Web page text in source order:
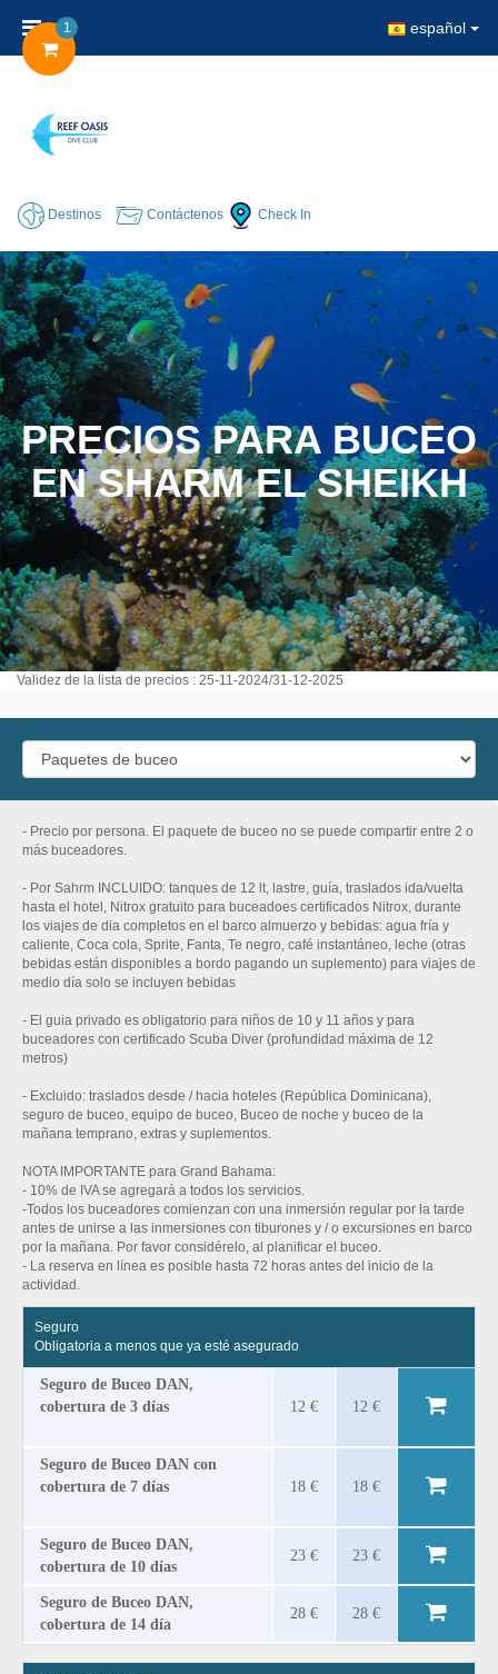
español
Destinos Contáctenos Check In
PRECIOS PARA BUCEO
EN SHARM EL SHEIKH
Validez de la lista de precios : 25-11-2024/31-12-2025
- Precio por persona. El paquete de buceo no se puede compartir entre 2 o
más buceadores.
- Por Sahrm INCLUIDO: tanques de 12 lt, lastre, guía, traslados ida/vuelta
hasta el hotel, Nitrox gratuito para buceadoes certificados Nitrox, durante
los viajes de dia completos en el barco almuerzo y bebidas: agua fría y
caliente, Coca cola, Sprite, Fanta, Te negro, café instantáneo, leche (otras
bebidas están disponibles a bordo pagando un suplemento) para viajes de
medio día solo se incluyen bebidas
- El guia privado es obligatorio para niños de 10 y 11 años y para
buceadores con certificado Scuba Diver (profundidad máxima de 12
metros)
- Excluido: traslados desde / hacia hoteles (República Dominicana),
seguro de buceo, equipo de buceo, Buceo de noche y buceo de la
mañana temprano, extras y suplementos.
NOTA IMPORTANTE para Grand Bahama:
- 10% de IVA se agregará a todos los servicios.
-Todos los buceadores comienzan con una inmersión regular por la tarde
antes de unirse a las inmersiones con tiburones y / o excursiones en barco
por la mañana. Por favor considérelo, al planificar el buceo.
- La reserva en línea es posible hasta 72 horas antes del inicio de la
actividad.
Seguro
Obligatoria a menos que ya esté asegurado
Seguro de Buceo DAN,
cobertura de 3 días
12 € 12 €
Seguro de Buceo DAN con
cobertura de 7 días
18 € 18 €
Seguro de Buceo DAN,
cobertura de 10 días
23 € 23 €
Seguro de Buceo DAN,
cobertura de 14 día
28 € 28 €
1